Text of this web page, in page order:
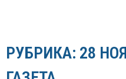
РУБРИКА: 28